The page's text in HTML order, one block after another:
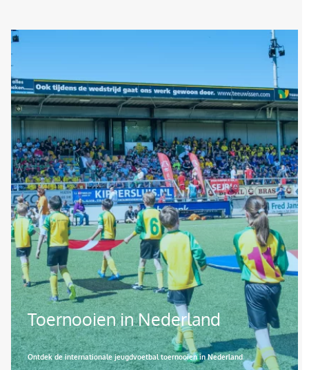
Afbeelding
Toernooien in Nederland
Ontdek de internationale jeugdvoetbal toernooien in Nederland